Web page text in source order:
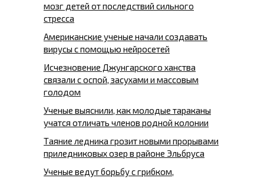
мозг детей от последствий сильного
стресса
Американские ученые начали создавать
вирусы с помощью нейросетей
Исчезновение Джунгарского ханства
связали с оспой, засухами и массовым
голодом
Ученые выяснили, как молодые тараканы
учатся отличать членов родной колонии
Таяние ледника грозит новыми прорывами
приледниковых озер в районе Эльбруса
Ученые ведут борьбу с грибком,